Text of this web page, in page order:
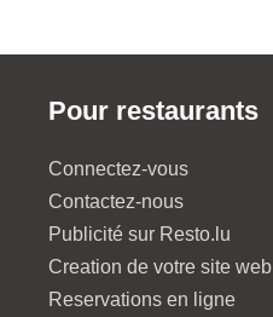
Pour restaurants
Connectez-vous
Contactez-nous
Publicité sur Resto.lu
Creation de votre site web
Reservations en ligne